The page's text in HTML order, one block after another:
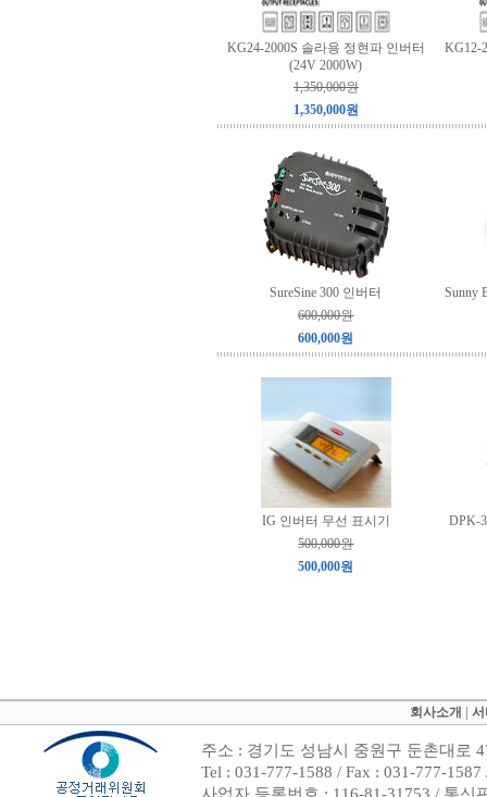
KG24-2000S 솔라용 정현파 인버터
(24V 2000W)
1,350,000원
1,350,000원
KG12-
SureSine 300 인버터
600,000원
600,000원
Sunny
IG 인버터 무선 표시기
500,000원
500,000원
DPK-
회사소개
주소 : 경기도 성남시 중원구 둔촌대로
Tel : 031-777-1588 / Fax : 031-777-